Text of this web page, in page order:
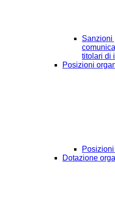
Sanzioni
titolari di
Posizioni
Dotazione